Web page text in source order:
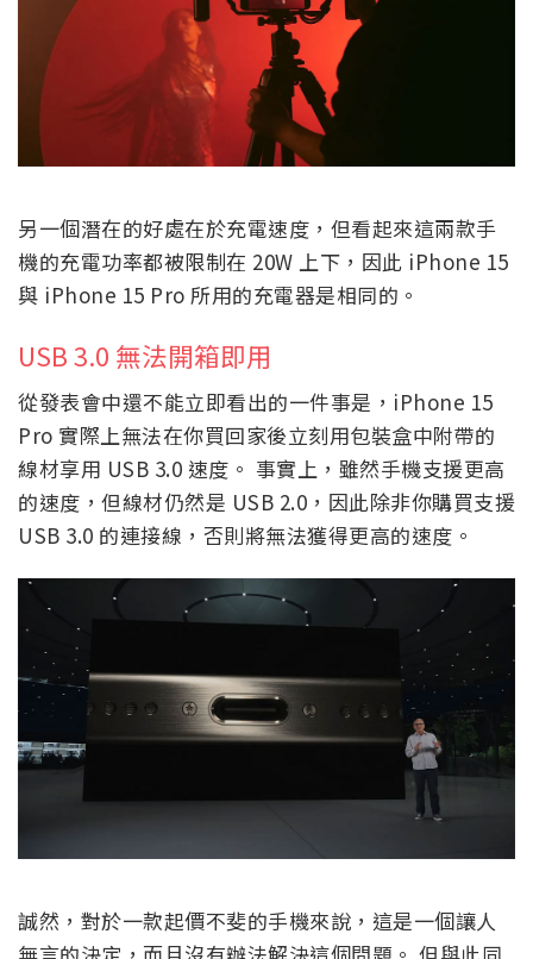
另一個潛在的好處在於充電速度，但看起來這兩款手
機的充電功率都被限制在 20W 上下，因此 iPhone 15
與 iPhone 15 Pro 所用的充電器是相同的。
USB 3.0 無法開箱即用
從發表會中還不能立即看出的一件事是，iPhone 15
Pro 實際上無法在你買回家後立刻用包裝盒中附帶的
線材享用 USB 3.0 速度。 事實上，雖然手機支援更高
的速度，但線材仍然是 USB 2.0，因此除非你購買支援
USB 3.0 的連接線，否則將無法獲得更高的速度。
誠然，對於一款起價不斐的手機來說，這是一個讓人